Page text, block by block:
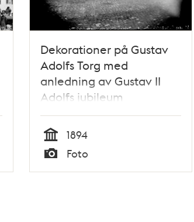
Dekorationer på Gustav
Adolfs Torg med
anledning av Gustav II
Adolfs jubileum
Tid
1894
Typ
Foto